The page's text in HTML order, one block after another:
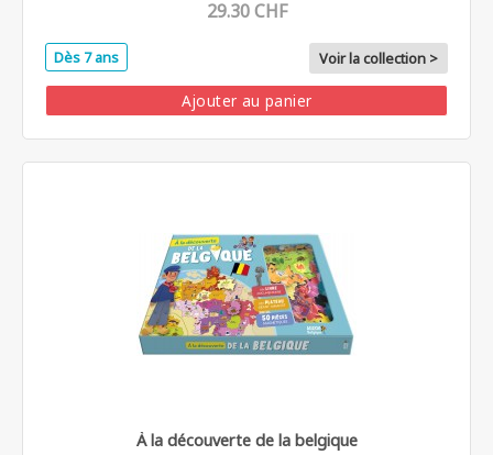
29.30 CHF
Dès 7 ans Voir la collection >
Ajouter au panier
À la découverte de la belgique